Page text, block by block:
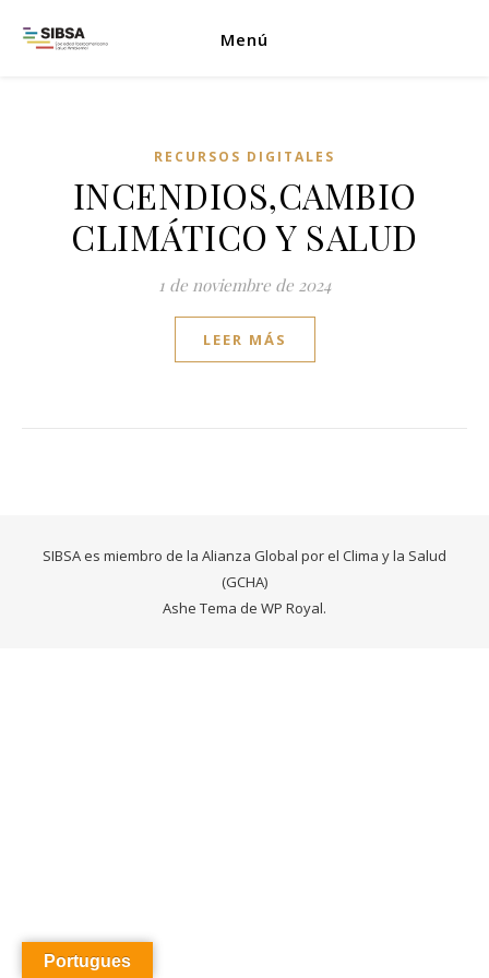
Menú
RECURSOS DIGITALES
INCENDIOS,CAMBIO
CLIMÁTICO Y SALUD
1 de noviembre de 2024
LEER MÁS
SIBSA es miembro de la Alianza Global por el Clima y la Salud
(GCHA)
Ashe Tema de WP Royal.
Portugues